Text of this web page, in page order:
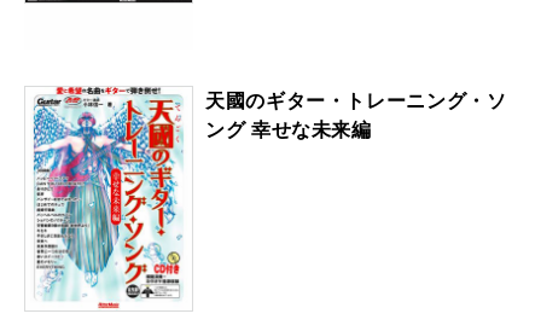
天國のギター・トレーニング・ソ
ング 幸せな未来編